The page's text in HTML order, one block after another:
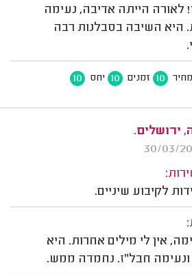
לאורה הייתה אדיבה, נעימה
היא השיבה בסבלנות רבה
מחיר 10 זמנים 10 יחס 10
ירושלים.
לקיבוע שיניים.
אין לי מילים אחרות. היא
ונעימה חבל"ז. נחמדה ממש.